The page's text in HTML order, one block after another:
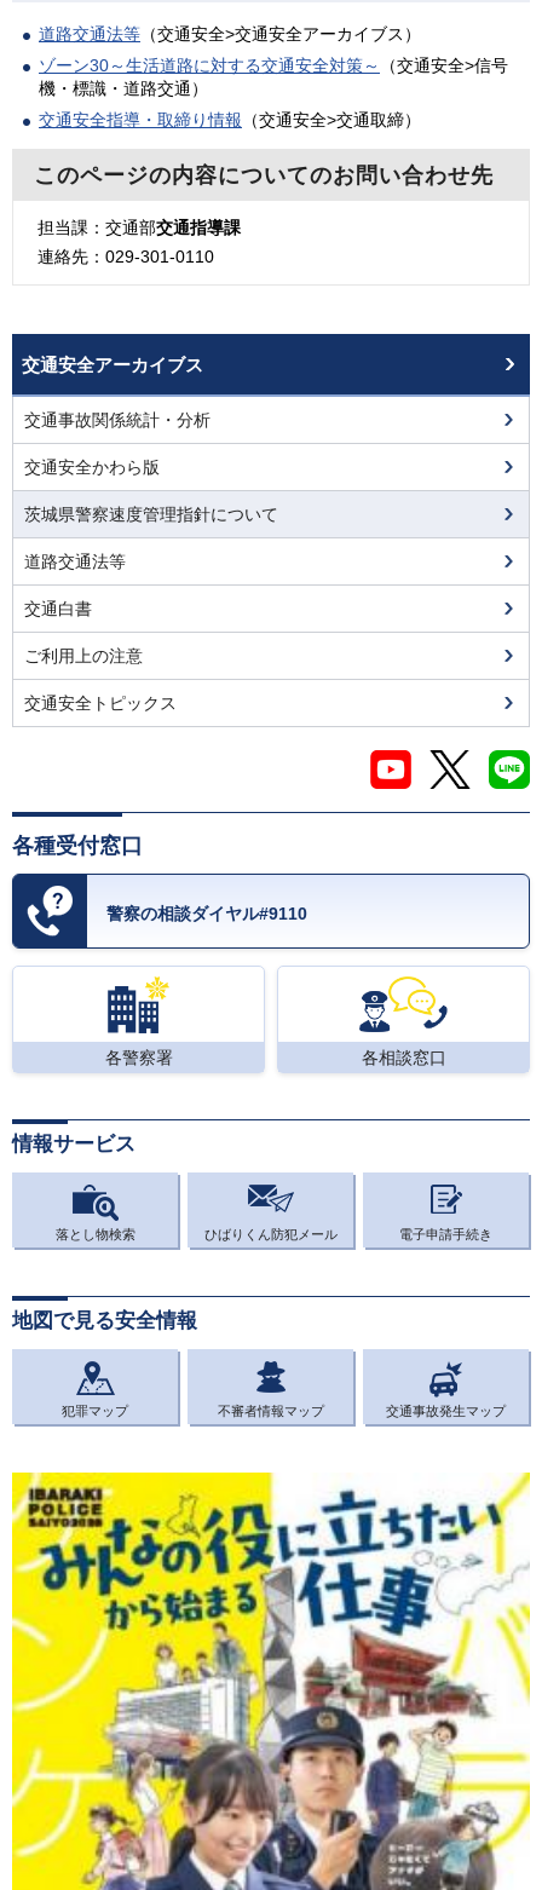
道路交通法等 （交通安全>交通安全アーカイブス）
ゾーン30～生活道路に対する交通安全対策～
（交通安全>信号
機・標識・道路交通）
交通安全指導・取締り情報 （交通安全>交通取締）
このページの内容についてのお問い合わせ先
担当課：交通部交通指導課
連絡先：029-301-0110
交通安全アーカイブス
交通事故関係統計・分析
交通安全かわら版
茨城県警察速度管理指針について
道路交通法等
交通白書
ご利用上の注意
交通安全トピックス
各種受付窓口
警察の相談ダイヤル#9110
各警察署 各相談窓口
情報サービス
落とし物検索 ひばりくん防犯メール 電子申請手続き
地図で見る安全情報
犯罪マップ 不審者情報マップ 交通事故発生マップ